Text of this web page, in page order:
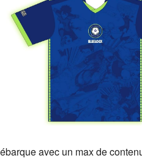
avec un max de